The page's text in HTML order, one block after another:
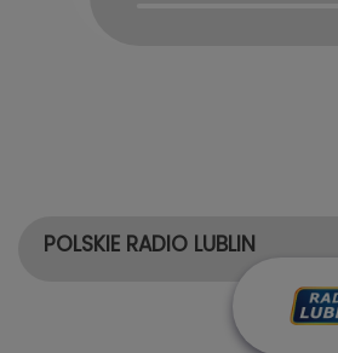
POLSKIE RADIO LUBLIN